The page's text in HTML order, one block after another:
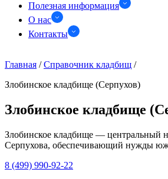
Полезная информация
О нас
Контакты
Главная / Справочник кладбищ /
Злобинское кладбище (Серпухов)
Злобинское кладбище
Злобинское кладбище — центральный
Серпухова, обеспечивающий нужды
8 (499) 990-92-22